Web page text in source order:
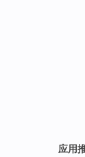
应用